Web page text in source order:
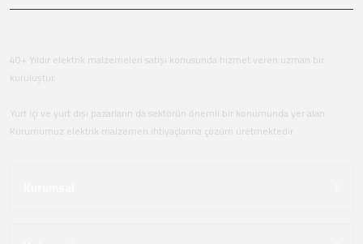
40+ Yıldır elektrik malzemeleri satışı konusunda hizmet veren uzman bir
kuruluştur.
Yurt içi ve yurt dışı pazarların da sektörün önemli bir konumunda yer alan
Kurumumuz elektrik malzemeri ihtiyaçlarına çözüm üretmektedir.